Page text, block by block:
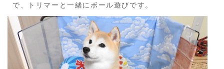
で、トリマーと一緒にボール遊びです。